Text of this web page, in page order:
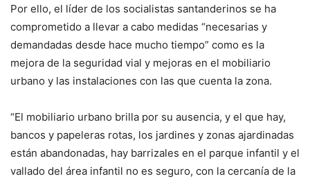
Por ello, el líder de los socialistas santanderinos se ha
comprometido a llevar a cabo medidas “necesarias y
demandadas desde hace mucho tiempo” como es la
mejora de la seguridad vial y mejoras en el mobiliario
urbano y las instalaciones con las que cuenta la zona.
“El mobiliario urbano brilla por su ausencia, y el que hay,
bancos y papeleras rotas, los jardines y zonas ajardinadas
están abandonadas, hay barrizales en el parque infantil y el
vallado del área infantil no es seguro, con la cercanía de la